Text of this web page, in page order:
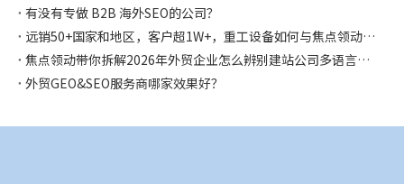
有没有专做 B2B 海外SEO的公司？
远销50+国家和地区，客户超1W+，重工设备如何与焦点领动合作独立站突破获客困局，斩获千万海外订单！
焦点领动带你拆解2026年外贸企业怎么辨别建站公司多语言是否专业？怎么选择？
外贸GEO&SEO服务商哪家效果好？